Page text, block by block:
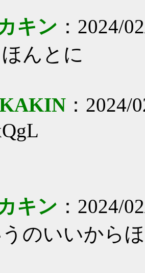
キン ：2024/
んとに
：2024/
キン ：2024/
のいいから